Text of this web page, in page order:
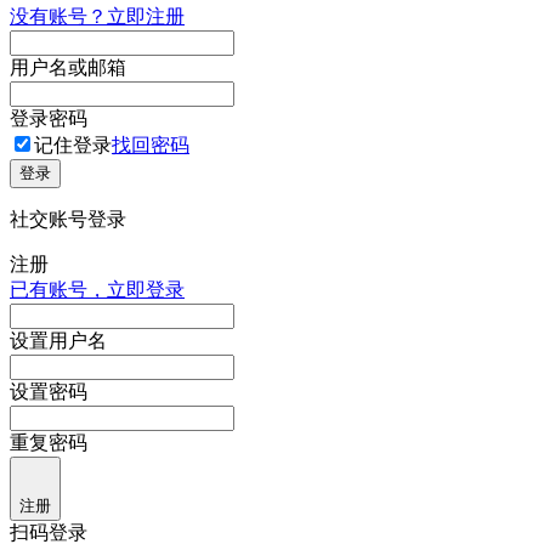
没有账号？立即注册
用户名或邮箱
登录密码
记住登录找回密码
登录
社交账号登录
注册
已有账号，立即登录
设置用户名
设置密码
重复密码
注册
扫码登录